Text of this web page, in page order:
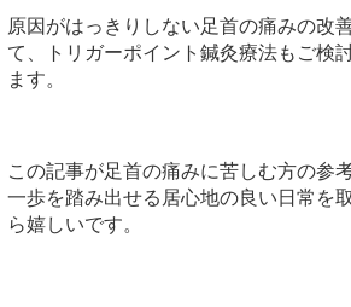
原因がはっきりしない足首の痛みの改
て、トリガーポイント鍼灸療法もご検
ます。
この記事が足首の痛みに苦しむ方の参
一歩を踏み出せる居心地の良い日常を
ら嬉しいです。